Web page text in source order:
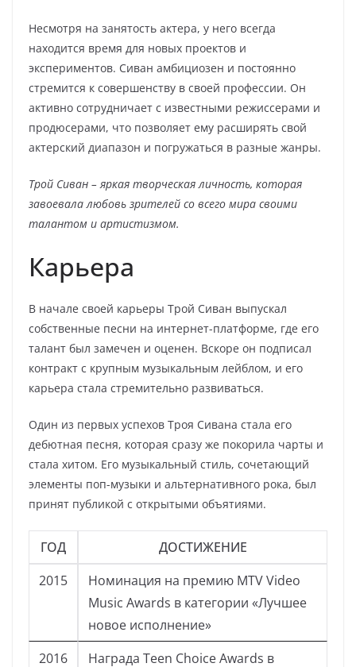
Несмотря на занятость актера, у него всегда
находится время для новых проектов и
экспериментов. Сиван амбициозен и постоянно
стремится к совершенству в своей профессии. Он
активно сотрудничает с известными режиссерами и
продюсерами, что позволяет ему расширять свой
актерский диапазон и погружаться в разные жанры.
Трой Сиван – яркая творческая личность, которая
завоевала любовь зрителей со всего мира своими
талантом и артистизмом.
Карьера
В начале своей карьеры Трой Сиван выпускал
собственные песни на интернет-платформе, где его
талант был замечен и оценен. Вскоре он подписал
контракт с крупным музыкальным лейблом, и его
карьера стала стремительно развиваться.
Один из первых успехов Троя Сивана стала его
дебютная песня, которая сразу же покорила чарты и
стала хитом. Его музыкальный стиль, сочетающий
элементы поп-музыки и альтернативного рока, был
принят публикой с открытыми объятиями.
ГОД
ДОСТИЖЕНИЕ
2015
Номинация на премию MTV Video
Music Awards в категории «Лучшее
новое исполнение»
2016
Награда Teen Choice Awards в